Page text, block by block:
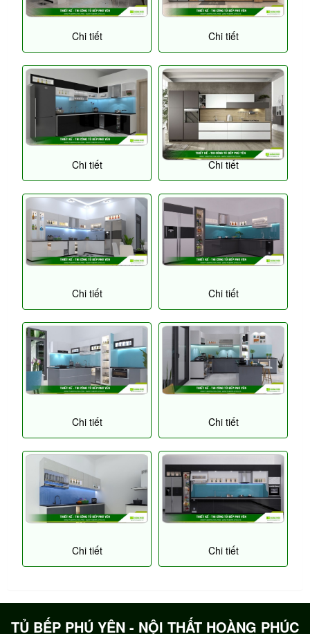
Chi tiết Chi tiết
Chi tiết Chi tiết
Chi tiết Chi tiết
Chi tiết Chi tiết
Chi tiết Chi tiết
TỦ BẾP PHÚ YÊN - NỘI THẤT HOÀNG PHÚC